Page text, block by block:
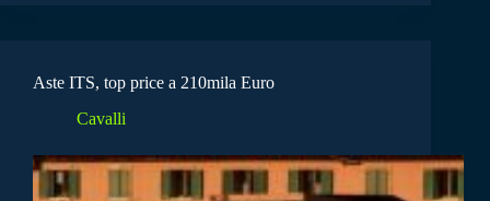
Aste ITS, top price a 210mila Euro
Cavalli